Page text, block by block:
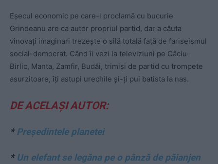
Eșecul economic pe care-l proclamă cu bucurie
Grindeanu are ca autor propriul partid, dar a căuta
vinovați imaginari trezește o silă totală față de fariseismul
social-democrat. Când îi vezi la televiziuni pe Câciu-
Birlic, Manta, Zamfir, Budăi, trimiși de partid cu trompete
asurzitoare, îți astupi urechile și-ți pui batista la nas.
DE ACELAȘI AUTOR:
*Președintele planetei
* Un elefant se legăna pe o pânză de păianjen